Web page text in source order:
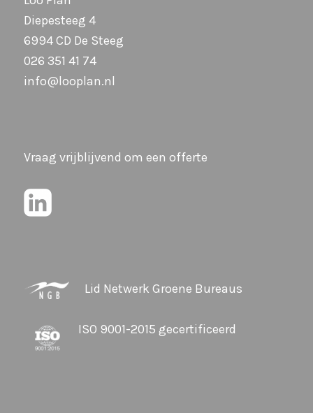
Diepesteeg 4
6994 CD De Steeg
026 351 41 74
info@looplan.nl
Vraag vrijblijvend om een offerte
Lid Netwerk Groene Bureaus
ISO 9001-2015 gecertificeerd